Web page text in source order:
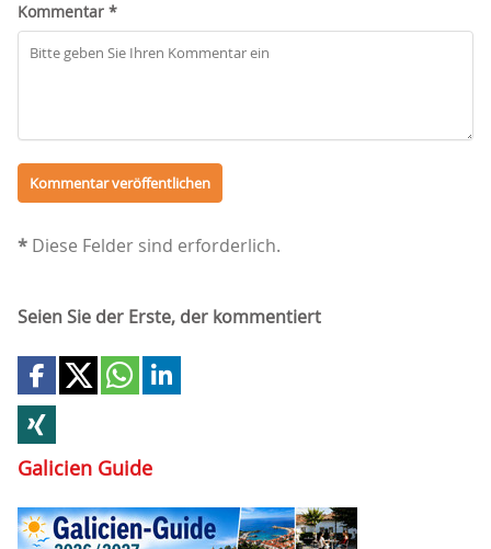
Kommentar *
* Diese Felder sind erforderlich.
Seien Sie der Erste, der kommentiert
Galicien Guide